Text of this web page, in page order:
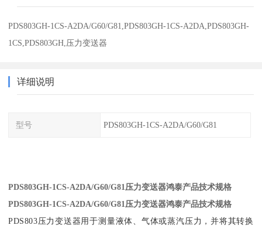
PDS803GH-1CS-A2DA/G60/G81,PDS803GH-1CS-A2DA,PDS803GH-
1CS,PDS803GH,压力变送器
详细说明
型号 PDS803GH-1CS-A2DA/G60/G81
PDS803GH-1CS-A2DA/G60/G81压力变送器鸿泰产品技术规格
PDS803GH-1CS-A2DA/G60/G81压力变送器鸿泰产品技术规格
PDS803压力变送器用于测量液体、气体或蒸汽压力，并将其转换